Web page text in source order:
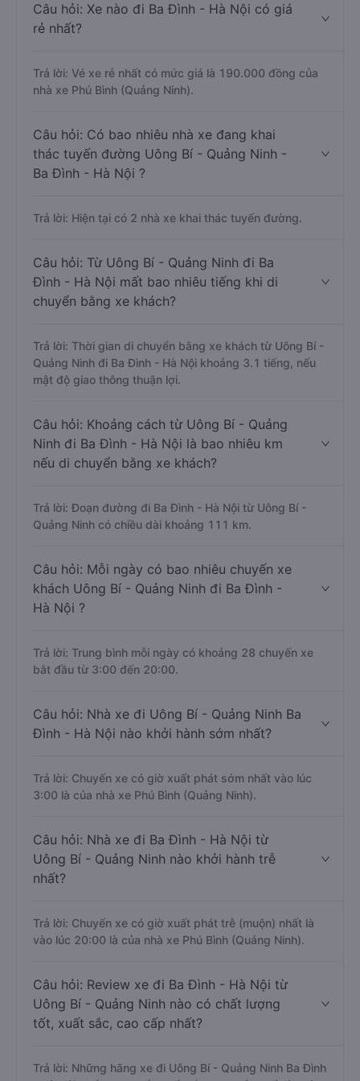
Câu hỏi: Xe nào đi Ba Đình - Hà Nội có giá
rẻ nhất?
Trả lời: Vé xe rẻ nhất có mức giá là 190.000 đồng của
nhà xe Phú Bình (Quảng Ninh).
Câu hỏi: Có bao nhiêu nhà xe đang khai
thác tuyến đường Uông Bí - Quảng Ninh -
Ba Đình - Hà Nội ?
Trả lời: Hiện tại có 2 nhà xe khai thác tuyến đường.
Câu hỏi: Từ Uông Bí - Quảng Ninh đi Ba
Đình - Hà Nội mất bao nhiêu tiếng khi di
chuyển bằng xe khách?
Trả lời: Thời gian di chuyển bằng xe khách từ Uông Bí -
Quảng Ninh đi Ba Đình - Hà Nội khoảng 3.1 tiếng, nếu
mật độ giao thông thuận lợi.
Câu hỏi: Khoảng cách từ Uông Bí - Quảng
Ninh đi Ba Đình - Hà Nội là bao nhiêu km
nếu di chuyển bằng xe khách?
Trả lời: Đoạn đường đi Ba Đình - Hà Nội từ Uông Bí -
Quảng Ninh có chiều dài khoảng 111 km.
Câu hỏi: Mỗi ngày có bao nhiêu chuyến xe
khách Uông Bí - Quảng Ninh đi Ba Đình -
Hà Nội ?
Trả lời: Trung bình mỗi ngày có khoảng 28 chuyến xe
bắt đầu từ 3:00 đến 20:00.
Câu hỏi: Nhà xe đi Uông Bí - Quảng Ninh Ba
Đình - Hà Nội nào khởi hành sớm nhất?
Trả lời: Chuyến xe có giờ xuất phát sớm nhất vào lúc
3:00 là của nhà xe Phú Bình (Quảng Ninh).
Câu hỏi: Nhà xe đi Ba Đình - Hà Nội từ
Uông Bí - Quảng Ninh nào khởi hành trễ
nhất?
Trả lời: Chuyến xe có giờ xuất phát trễ (muộn) nhất là
vào lúc 20:00 là của nhà xe Phú Bình (Quảng Ninh).
Câu hỏi: Review xe đi Ba Đình - Hà Nội từ
Uông Bí - Quảng Ninh nào có chất lượng
tốt, xuất sắc, cao cấp nhất?
Trả lời: Những hãng xe đi Uông Bí - Quảng Ninh Ba Đình